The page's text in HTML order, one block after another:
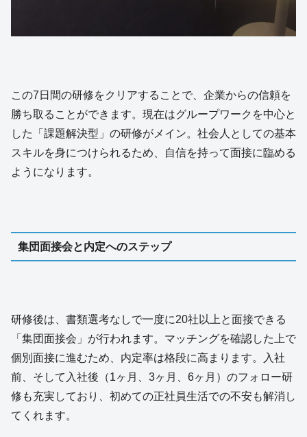
この7日間の研修をクリアすることで、企業からの信頼を
勝ち取ることができます。現在はグループワークを中心と
した「課題解決型」の研修がメイン。社会人としての基本
スキルを身につけられるため、自信を持って面接に臨める
ようになります。
集団面接会と内定へのステップ
研修後は、書類選考なしで一度に20社以上と面接できる
「集団面接会」が行われます。マッチングを確認した上で
個別面接に進むため、内定率は格段に高まります。入社
前、そして入社後（1ヶ月、3ヶ月、6ヶ月）のフォロー研
修も充実しており、初めての正社員生活での不安も解消し
てくれます。